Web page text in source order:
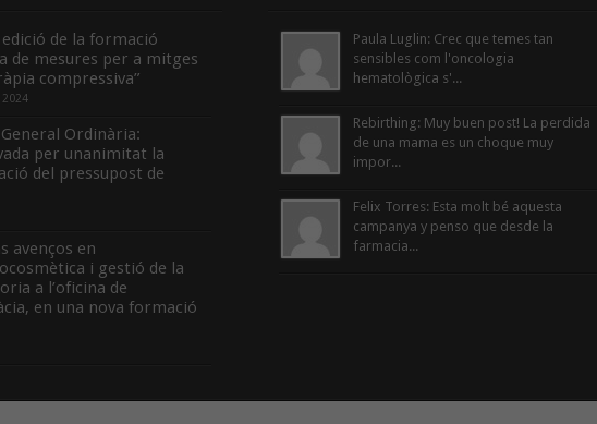
edició de la formació
de mesures per a mitges
compressiva”
General Ordinària:
per unanimitat la
del pressupost de
avenços en
i gestió de la
a l’oficina de
en una nova formació
Paula Luglin: Crec que temes tan
sensibles com l'oncologia
hematològica s'...
Rebirthing: Muy buen post! La perdida
de una mama es un choque muy
impor...
Felix Torres: Esta molt bé aquesta
campanya y penso que desde la
farmacia...